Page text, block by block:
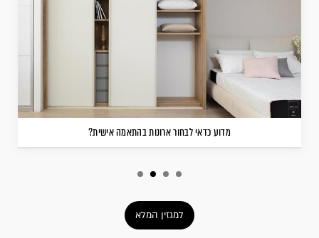
מדוע כדאי לבחור ארונות בהתאמה אישית?
למגזין המלא